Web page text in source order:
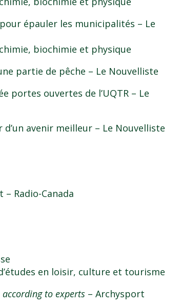
épauler les municipalités – Le
biochimie et physique
partie de pêche – Le Nouvelliste
portes ouvertes de l’UQTR – Le
d’un avenir meilleur – Le Nouvelliste
– Radio-Canada
en loisir, culture et tourisme
according to experts – Archysport